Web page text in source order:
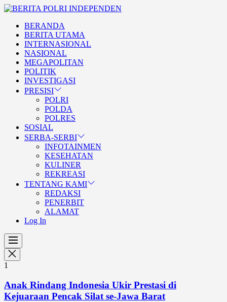
Skip
content
BERITA POLRI
INDEPENDEN
BERANDA
BERITA UTAMA
INTERNASIONAL
NASIONAL
MEGAPOLITAN
POLITIK
INVESTIGASI
PRESISI
POLRI
POLDA
POLRES
SOSIAL
SERBA-SERBI
INFOTAINMEN
KESEHATAN
KULINER
REKREASI
TENTANG KAMI
REDAKSI
PENERBIT
ALAMAT
Log In
1
Anak Rindang Indonesia Ukir Prestasi di
Kejuaraan Pencak Silat se-Jawa Barat